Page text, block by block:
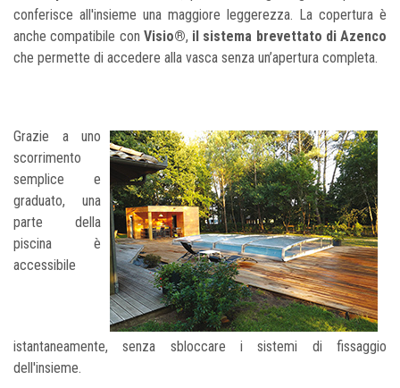
conferisce all'insieme una maggiore leggerezza. La copertura è
anche compatibile con Visio®, il sistema brevettato di Azenco
che permette di accedere alla vasca senza un’apertura completa.
Grazie a uno
scorrimento
semplice e
graduato, una
parte della
piscina è
accessibile
istantaneamente, senza sbloccare i sistemi di fissaggio
dell'insieme.